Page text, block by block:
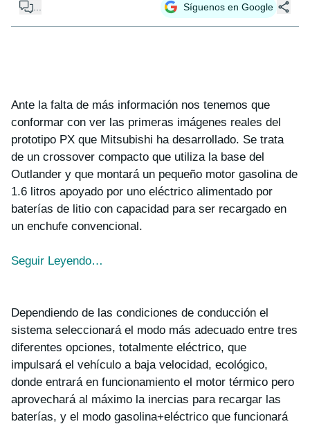
Síguenos en Google
Ante la falta de más información nos tenemos que
conformar con ver las primeras imágenes reales del
prototipo PX que Mitsubishi ha desarrollado. Se trata
de un crossover compacto que utiliza la base del
Outlander y que montará un pequeño motor gasolina de
1.6 litros apoyado por uno eléctrico alimentado por
baterías de litio con capacidad para ser recargado en
un enchufe convencional.
Seguir Leyendo…
Dependiendo de las condiciones de conducción el
sistema seleccionará el modo más adecuado entre tres
diferentes opciones, totalmente eléctrico, que
impulsará el vehículo a baja velocidad, ecológico,
donde entrará en funcionamiento el motor térmico pero
aprovechará al máximo la inercias para recargar las
baterías, y el modo gasolina+eléctrico que funcionará